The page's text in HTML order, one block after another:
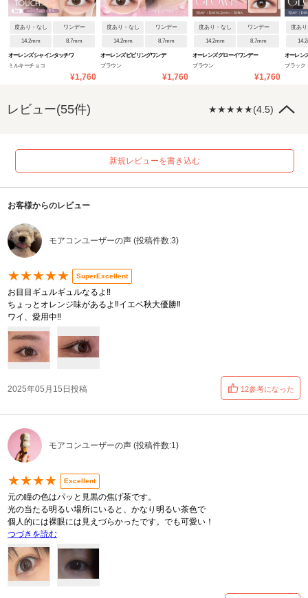
度あり・なし ワンデー
14.2mm 8.7mm
オーレンズ シャインタッチワ
ミルキーチョコ
¥1,760
度あり・なし ワンデー
14.2mm 8.7mm
オーレンズ ビビリングワンデ
ブラウン
¥1,760
度あり・なし ワンデー
14.2mm 8.7mm
オーレンズ グローイワンデー
ブラウン
¥1,760
度あ
オーレン
ブラック
レビュー(55件) ★★★★★(4.5)
新規レビューを書き込む
お客様からのレビュー
モアコンユーザーの声 (投稿件数:3)
★★★★★ SuperExcellent
お目目ギュルギュルなるよ‼️
ちょっとオレンジ味があるよ‼️イエベ秋大優勝‼️
ワイ、愛用中‼️
2025年05月15日投稿 12参考になった
モアコンユーザーの声 (投稿件数:1)
★★★★ Excellent
元の瞳の色はパッと見黒の焦げ茶です。
光の当たる明るい場所にいると、かなり明るい茶色で
個人的には裸眼には見えづらかったです。でも可愛い！
つづきを読む